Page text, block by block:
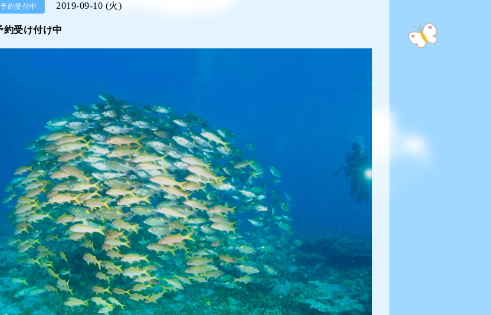
予約受付中 2019-09-10 (火)
約受け付け中